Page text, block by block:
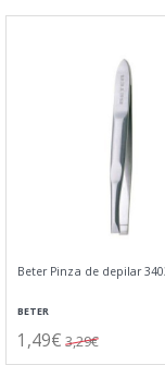
Beter Pinza de depilar
BETER
1,49€ 3,29€